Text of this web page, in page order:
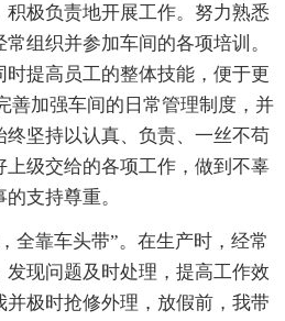
极负责地开展工作。努力熟悉
组织并参加车间的各项培训。
提高员工的整体技能，便于更
善加强车间的日常管理制度，并
坚持以认真、负责、一丝不苟
上级交给的各项工作，做到不辜
支持尊重。
全靠车头带”。在生产时，经常
现问题及时处理，提高工作效
极时抢修外理，放假前，我带